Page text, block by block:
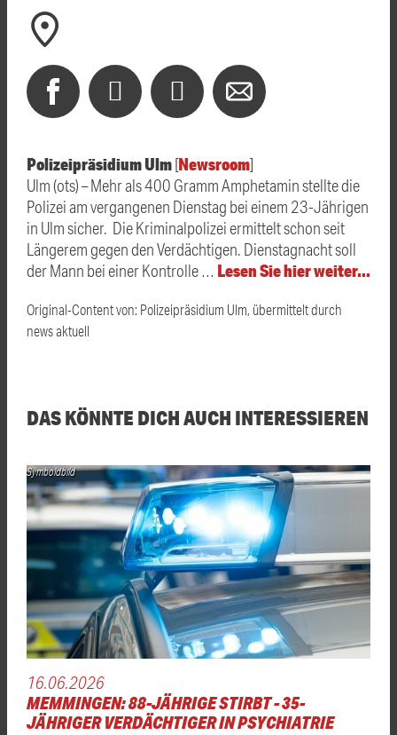
Polizeipräsidium Ulm[Newsroom]
Ulm (ots) – Mehr als 400 Gramm Amphetamin stellte die
Polizei am vergangenen Dienstag bei einem 23-Jährigen
in Ulm sicher. Die Kriminalpolizei ermittelt schon seit
Längerem gegen den Verdächtigen. Dienstagnacht soll
der Mann bei einer Kontrolle … Lesen Sie hier weiter…
Original-Content von: Polizeipräsidium Ulm, übermittelt durch
news aktuell
DAS KÖNNTE DICH AUCH INTERESSIEREN
Symboldbild
16.06.2026
MEMMINGEN: 88-JÄHRIGE STIRBT - 35-
JÄHRIGER VERDÄCHTIGER IN PSYCHIATRIE